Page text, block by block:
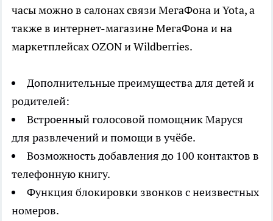
часы можно в салонах связи МегаФона и Yota, а
также в интернет-магазине МегаФона и на
маркетплейсах OZON и Wildberries.
Дополнительные преимущества для детей и
родителей:
Встроенный голосовой помощник Маруся
для развлечений и помощи в учёбе.
Возможность добавления до 100 контактов в
телефонную книгу.
Функция блокировки звонков с неизвестных
номеров.